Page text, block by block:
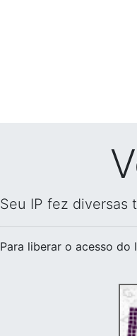
Seu IP fez diversas
Para liberar o acesso do